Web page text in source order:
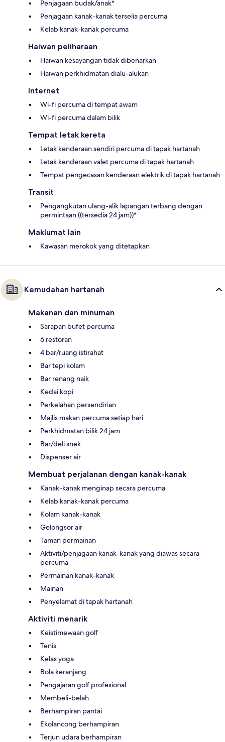
Penjagaan budak/anak*
Penjagaan kanak-kanak terselia percuma
Kelab kanak-kanak percuma
Haiwan peliharaan
Haiwan kesayangan tidak dibenarkan
Haiwan perkhidmatan dialu-alukan
Internet
Wi-fi percuma di tempat awam
Wi-fi percuma dalam bilik
Tempat letak kereta
Letak kenderaan sendiri percuma di tapak hartanah
Letak kenderaan valet percuma di tapak hartanah
Tempat pengecasan kenderaan elektrik di tapak hartanah
Transit
Pengangkutan ulang-alik lapangan terbang dengan
permintaan ((tersedia 24 jam))*
Maklumat lain
Kawasan merokok yang ditetapkan
Kemudahan hartanah
Makanan dan minuman
Sarapan bufet percuma
6 restoran
4 bar/ruang istirahat
Bar tepi kolam
Bar renang naik
Kedai kopi
Perkelahan persendirian
Majlis makan percuma setiap hari
Perkhidmatan bilik 24 jam
Bar/deli snek
Dispenser air
Membuat perjalanan dengan kanak-kanak
Kanak-kanak menginap secara percuma
Kelab kanak-kanak percuma
Kolam kanak-kanak
Gelongsor air
Taman permainan
Aktiviti/penjagaan kanak-kanak yang diawas secara
percuma
Permainan kanak-kanak
Mainan
Penyelamat di tapak hartanah
Aktiviti menarik
Keistimewaan golf
Tenis
Kelas yoga
Bola keranjang
Pengajaran golf profesional
Membeli-belah
Berhampiran pantai
Ekolancong berhampiran
Terjun udara berhampiran